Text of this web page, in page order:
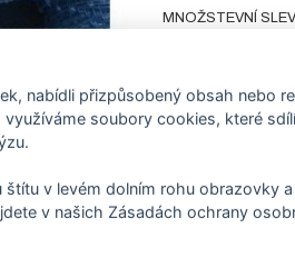
MNOŽSTEVNÍ
200 - 299 m
300 - 499 m
500 m - >>
nabídli přizpůsobený obsah nebo
soubory cookies, které
v levém dolním rohu obrazovky
v našich Zásadách ochrany